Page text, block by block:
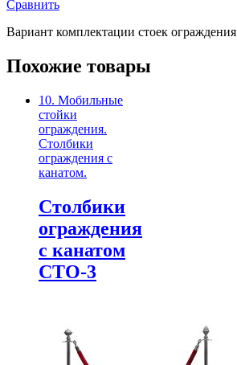
Сравнить
Вариант комплектации стоек ограждения
Похожие товары
10. Мобильные
стойки
ограждения.
Столбики
ограждения с
канатом.
Столбики
ограждения
с канатом
СТО-3